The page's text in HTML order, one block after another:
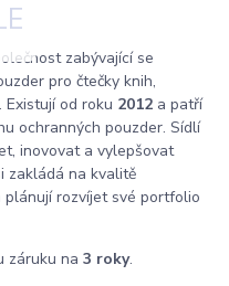
zabývající se
pro čtečky knih,
od roku 2012 a patří
ochranných pouzder. Sídlí
inovovat a vylepšovat
zakládá na kvalitě
plánují rozvíjet své portfolio
záruku na 3 roky.